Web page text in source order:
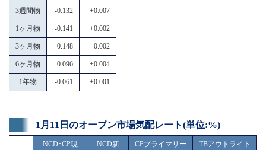
3週間物 -0.132 +0.007
1ヶ月物 -0.141 +0.002
3ヶ月物 -0.148 -0.002
6ヶ月物 -0.096 +0.004
1年物 -0.061 +0.001
1月11日のオープン市場気配レート(単位:%)
NCD･CP現
NCD新
CPプライマリー TBアウトライト